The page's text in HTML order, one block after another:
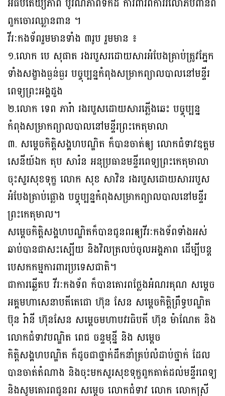
ពួកចោរឈ្លានពាន ។
វីរៈកងទ័ពរួមមានទាំង ៣រូប រួមមាន ៖
១.លោក បេ សុផាត រងរបួសរដោយសារអំបែងគ្រាប់ត្រូវភ្នែក
ទាំងសង្ខាងធ្ងន់ធ្ងរ បច្ចុប្បន្នកំពុងសម្រាកព្យាលបាលនៅមន្ទីរ
ពេទ្យព្រះអង្គដួង
២.លោក ទេព ភារ៉ា រងរបួសដោយសារភ្លើងឆេះ បច្ចុប្បន្ន
កំពុងសម្រាកព្យាលបាលនៅមន្ទីរព្រះកេតុមាលា
៣. សម្តេចកិត្តិសង្គហបណ្ឌិត ក៏បានចាត់ឲ្យ លោកជំទាវឧត្តម
សេនីយ៍ឯក តុប សារ៉ន អនុប្រធានមន្ទីរពេទ្យព្រះកេតុមាលា
ចុះសួរសុខទុក្ខ លោក សុខ សាវិន រងរបួសដោយសាររបួស
អំបែងគ្រាប់ផ្លោង បច្ចុប្បន្នកំពុងសម្រាកព្យាលបាលនៅមន្ទីរ
ព្រះកេតុមាល។
សម្តេចកិត្តិសង្គហបណ្ឌិតក៏បានជូនពរឲ្យវីរៈកងទ័ពទាំងអស់
ឆាប់បានជាសះស្បើយ និងវិលត្រលប់ចូលអង្គភាព ដើម្បីបន្ត
បេសកកម្មការពារប្រទេសជាតិ។
ជាការឆ្លើតប វីរៈកងទ័ព ក៏បានគោរពថ្លែងអំណរគុណ សម្តេច
អគ្គមហាសេនាបតីតេជោ ហ៊ុន សែន សម្តេចកិត្តិព្រឹទ្ធបណ្ឌិត
ប៊ុន រ៉ានី ហ៊ុនសែន សម្តេចមហាបវរធិបតី ហ៊ុន ម៉ាណែត និង
លោកជំទាវបណ្ឌិត ពេជ ចន្ទមុន្នី និង សម្តេច
កិត្តិសង្គហបណ្ឌិត ក៏ដូចជាថ្នាក់ដឹកនាំគ្រប់លំដាប់ថ្នាក់ ដែល
បានចាត់តំណាង និងចុះមកសួរសុខទុក្ខពួកគាត់ដល់មន្ទីរពេទ្យ
និងសូមគោរពជូនពរ សម្តេច លោកជំទាវ លោក លោកស្រី